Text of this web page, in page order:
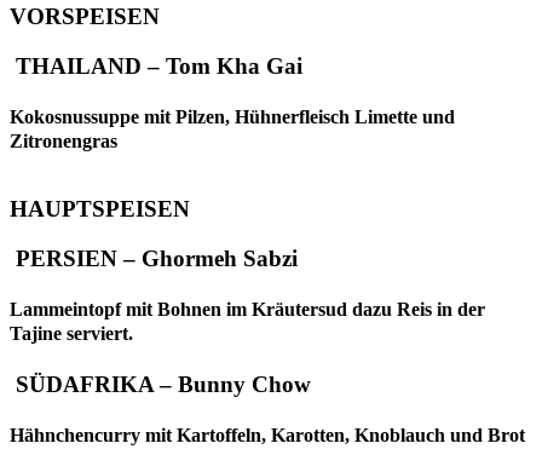
VORSPEISEN
THAILAND – Tom Kha Gai
Kokosnussuppe mit Pilzen, Hühnerfleisch Limette und
Zitronengras
HAUPTSPEISEN
PERSIEN – Ghormeh Sabzi
Lammeintopf mit Bohnen im Kräutersud dazu Reis in der
Tajine serviert.
SÜDAFRIKA – Bunny Chow
Hähnchencurry mit Kartoffeln, Karotten, Knoblauch und Brot